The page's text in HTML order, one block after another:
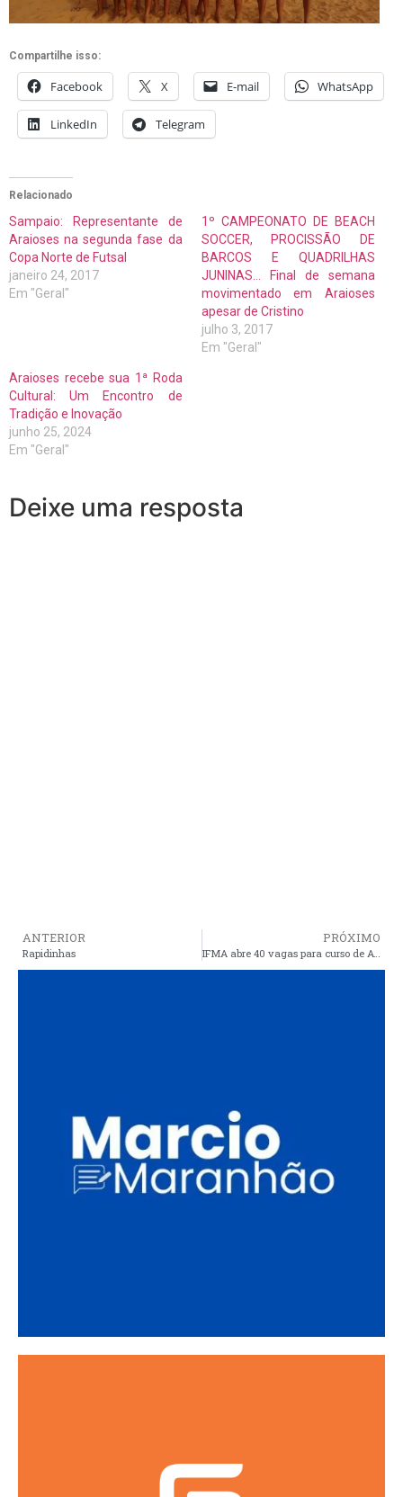
Compartilhe isso:
Facebook X E-mail WhatsApp
LinkedIn Telegram
Relacionado
Sampaio: Representante de
Araioses na segunda fase da
Copa Norte de Futsal
janeiro 24, 2017
Em "Geral"
1º CAMPEONATO DE BEACH
SOCCER, PROCISSÃO DE
BARCOS E QUADRILHAS
JUNINAS… Final de semana
movimentado em Araioses
apesar de Cristino
julho 3, 2017
Em "Geral"
Araioses recebe sua 1ª Roda
Cultural: Um Encontro de
Tradição e Inovação
junho 25, 2024
Em "Geral"
Deixe uma resposta
ANTERIOR
Rapidinhas
PRÓXIMO
IFMA abre 40 vagas para curso de Atendimento ao Cliente